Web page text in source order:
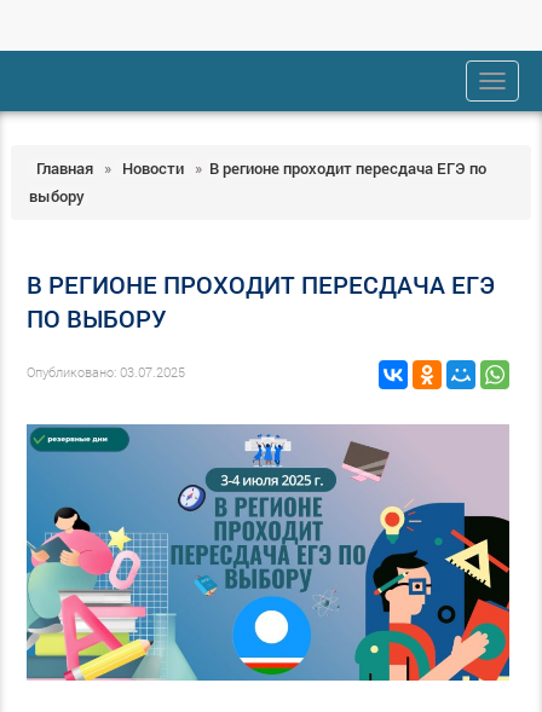
trk
Главная » Новости » В регионе проходит пересдача ЕГЭ по
выбору
В РЕГИОНЕ ПРОХОДИТ ПЕРЕСДАЧА ЕГЭ
ПО ВЫБОРУ
Опубликовано: 03.07.2025